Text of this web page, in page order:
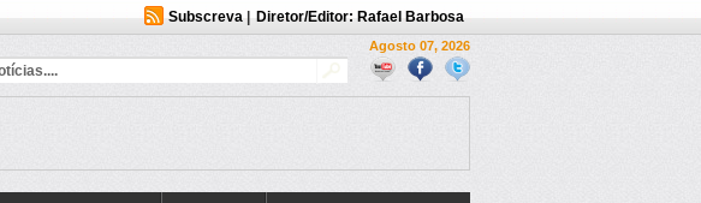
Subscreva| Diretor/Editor: Rafael Barbosa
Agosto 07, 2026